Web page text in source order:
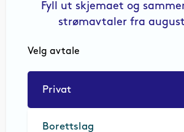
Fyll ut skjemaet og
strømavtaler fra august
Velg avtale
Privat
Borettslag